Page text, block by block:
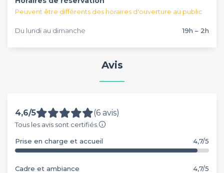
Peuvent être différents des horaires d'ouverture au public
Du lundi au dimanche 19h – 2h
Avis
4,6/5 (6 avis)
Tous les avis sont certifiés.
Prise en charge et accueil 4,7/5
Cadre et ambiance 4,7/5